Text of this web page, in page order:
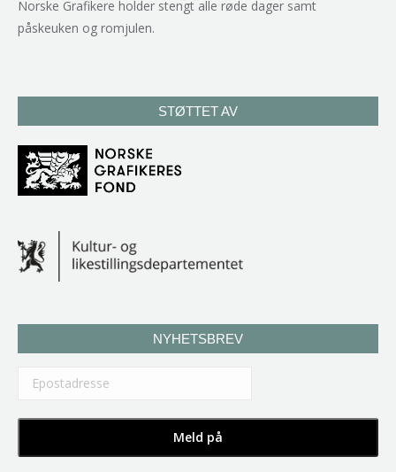
Norske Grafikere holder stengt alle røde dager samt
påskeuken og romjulen.
STØTTET AV
NYHETSBREV